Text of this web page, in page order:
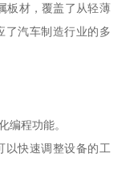
板材，覆盖了从轻薄
了汽车制造行业的多
编程功能。
以快速调整设备的工